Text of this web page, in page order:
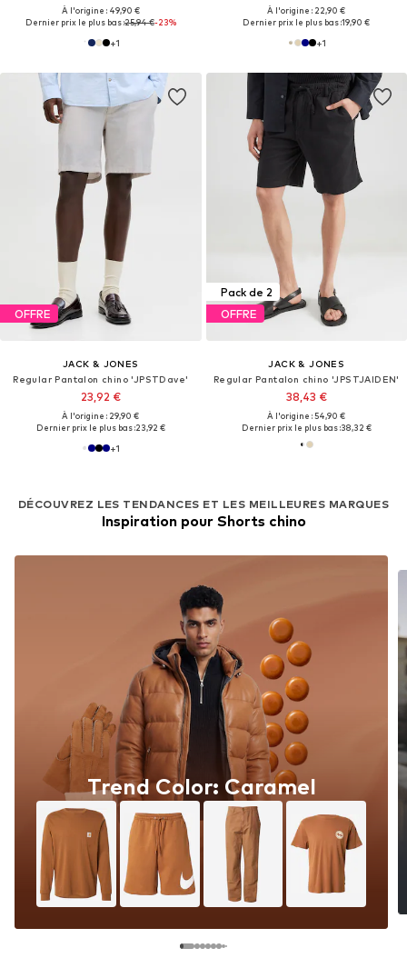
À l'origine : 49,90 €
Dernier prix le plus bas :25,94 €-23%
+1
À l'origine : 22,90 €
Dernier prix le plus bas :19,90 €
+1
OFFRE
JACK & JONES
Regular Pantalon chino 'JPSTDave'
23,92 €
À l'origine : 29,90 €
Dernier prix le plus bas :23,92 €
+1
Pack de 2
OFFRE
JACK & JONES
Regular Pantalon chino 'JPSTJAIDEN'
38,43 €
À l'origine : 54,90 €
Dernier prix le plus bas :38,32 €
DÉCOUVREZ LES TENDANCES ET LES MEILLEURES MARQUES
Inspiration pour Shorts chino
Trend Color: Caramel